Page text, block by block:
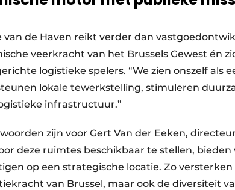
van de Haven reikt verder dan
veerkracht van het Brussels Gewest én
logistieke spelers. “We zien onszelf als
lokale tewerkstelling, stimuleren
infrastructuur.”
zijn voor Gert Van der Eeken,
deze ruimtes beschikbaar te stellen,
op een strategische locatie. Zo
van Brussel, maar ook de diversiteit